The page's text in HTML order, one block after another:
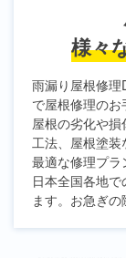
様々
雨漏り屋根修理
で屋根修理のお
屋根の劣化や
工法、屋根塗
最適な修理プラ
日本全国各地
ます。お急ぎの